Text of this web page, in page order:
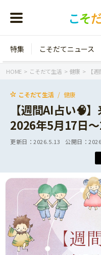
年齢から探す
年中
小学1年生
小学3年生
小学5年生
こそだてニュー
イベント
ニュース
そだち＆まなび
ワーク・ドリル
こそだて生活
特集 こそだてニュース
HOME こそだて生活 健康 【
こそだて生活 健康
【週間AI占い🧠
2026年5月17日
更新日：2026.5.13 公開日：